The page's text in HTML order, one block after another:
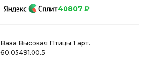
40807 ₽
Ваза Высокая Птицы 1 арт.
60.05491.00.5